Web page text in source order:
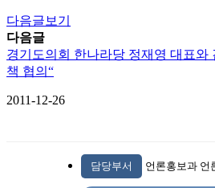
다음글보기
다음글
경기도의회 한나라당 정재영 대표와
책 협의“
2011-12-26
담당부서 언론홍보과 언